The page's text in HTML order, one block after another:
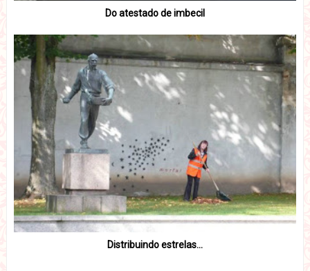
Do atestado de imbecil
Distribuindo estrelas...